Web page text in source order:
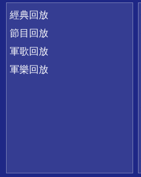
經典回放
節目回放
軍歌回放
軍樂回放